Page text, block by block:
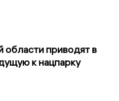
приводят в
к нацпарку